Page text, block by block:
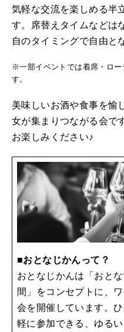
気軽な交流を楽しめる半
す。席替えタイムなどは
自のタイミングで自由と
※一部イベントでは着席・ロー
す。
美味しいお酒や食事を愉
女が集まりつながる会で
お楽しみください♪
■おとなじかんって？
おとなじかんは「おと
間」をコンセプトに、
会を開催しています。
軽に参加できる、ゆるい